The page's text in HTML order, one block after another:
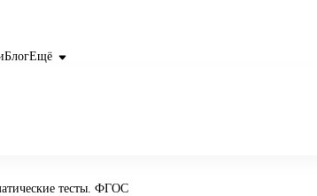
БлогЕщё
тесты. ФГОС